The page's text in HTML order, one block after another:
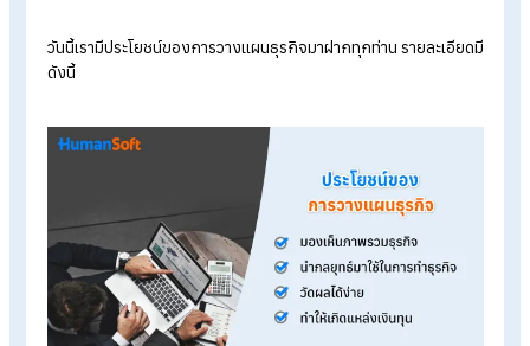
แผนการผลิต/สั่งซื้อสินค้า
แผนนี้เป็นสิ่งสำคัญที่ SMEมักมองข้าม เนื่องจากให้ความสำคัญกั
การขายและการตลาดมากกว่า แต่ความเป็นจริงแล้ว การวางแผน
ผลิตหรือสั่งซื้อที่ดี จะช่วยเพิ่มประสิทธิภาพและลดต้นทุนการผลิตได้
อย่างมากเลยทีเดียว โดยเฉพาะการสั่งซื้อสินค้าและวัตถุดิบตาม
ฤดูกาลที่จำเป็นต้องมีการวางแผนสั่งซื้อที่ดีเพื่อให้ได้สินค้าที่มีคุณ
และราคาที่เหมาะสมมากที่สุด